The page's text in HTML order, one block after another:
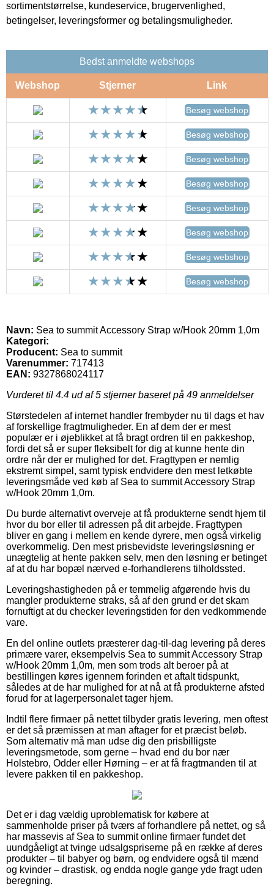
sortimentstørrelse, kundeservice, brugervenlighed,
betingelser, leveringsformer og betalingsmuligheder.
Bedst anmeldte webshops
Webshop Stjerner Link
Besøg webshop
Besøg webshop
Besøg webshop
Besøg webshop
Besøg webshop
Besøg webshop
Besøg webshop
Besøg webshop
Navn: Sea to summit Accessory Strap w/Hook 20mm 1,0m
Kategori:
Producent: Sea to summit
Varenummer: 717413
EAN: 9327868024117
Vurderet til 4.4 ud af 5 stjerner baseret på 49 anmeldelser
Størstedelen af internet handler frembyder nu til dags et hav
af forskellige fragtmuligheder. En af dem der er mest
populær er i øjeblikket at få bragt ordren til en pakkeshop,
fordi det så er super fleksibelt for dig at kunne hente din
ordre når der er mulighed for det. Fragttypen er nemlig
ekstremt simpel, samt typisk endvidere den mest letkøbte
leveringsmåde ved køb af Sea to summit Accessory Strap
w/Hook 20mm 1,0m.
Du burde alternativt overveje at få produkterne sendt hjem til
hvor du bor eller til adressen på dit arbejde. Fragttypen
bliver en gang i mellem en kende dyrere, men også virkelig
overkommelig. Den mest prisbevidste leveringsløsning er
unægtelig at hente pakken selv, men den løsning er betinget
af at du har bopæl nærved e-forhandlerens tilholdssted.
Leveringshastigheden på er temmelig afgørende hvis du
mangler produkterne straks, så af den grund er det skam
fornuftigt at du checker leveringstiden for den vedkommende
vare.
En del online outlets præsterer dag-til-dag levering på deres
primære varer, eksempelvis Sea to summit Accessory Strap
w/Hook 20mm 1,0m, men som trods alt beroer på at
bestillingen køres igennem forinden et aftalt tidspunkt,
således at de har mulighed for at nå at få produkterne afsted
forud for at lagerpersonalet tager hjem.
Indtil flere firmaer på nettet tilbyder gratis levering, men oftest
er det så præmissen at man aftager for et præcist beløb.
Som alternativ må man udse dig den prisbilligste
leveringsmetode, som gerne – hvad end du bor nær
Holstebro, Odder eller Hørning – er at få fragtmanden til at
levere pakken til en pakkeshop.
Det er i dag vældig uproblematisk for købere at
sammenholde priser på tværs af forhandlere på nettet, og så
har massevis af Sea to summit online firmaer fundet det
uundgåeligt at tvinge udsalgspriserne på en række af deres
produkter – til babyer og børn, og endvidere også til mænd
og kvinder – drastisk, og endda nogle gange yde fragt uden
beregning.